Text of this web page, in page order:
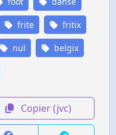
frite fritix
nul belgix
Copier (jvc)